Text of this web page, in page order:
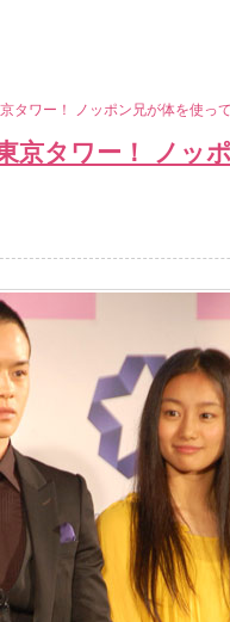
タワー！ ノッポン兄が体を使っ
京タワー！ ノッ